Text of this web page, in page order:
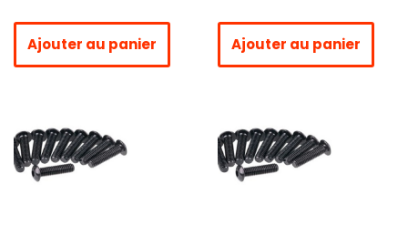
Ajouter au panier Ajouter au panier